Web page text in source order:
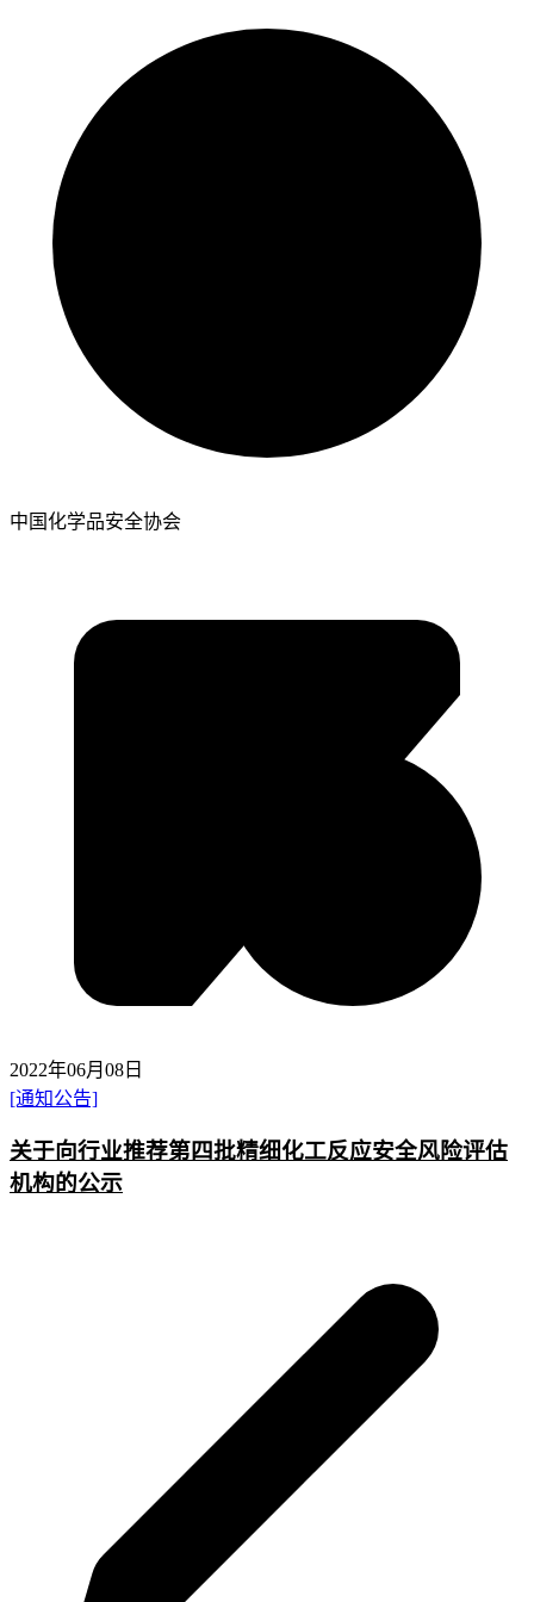
中国化学品安全协会
2022年06月08日
[通知公告]
关于向行业推荐第四批精细化工反应安全风险评估
机构的公示